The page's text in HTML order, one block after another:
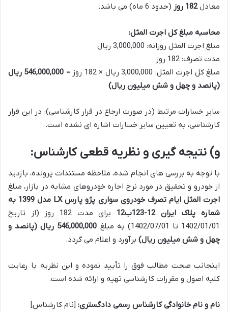
معادل182 روز (حدود 6 ماه) می باشد.
محاسبه مبلغ کل اجرت المثل:
مبلغ اجرت المثل روزانه: 3,000,000 ریال
مدت تصرف: 182 روز
مبلغ کل اجرت المثل: 3,000,000 ریال × 182 روز =
546,000,000 ریال
(پانصد و چهل و شش میلیون ریال)
سایر خسارات مرتبط (در صورت ارجاع در قرار کارشناسی): در این قرار
کارشناسی، به تعیین سایر خسارات اشاره ای نشده است.
و) نتیجه گیری و نظریه قطعی کارشناس:
با توجه به بررسی های انجام شده، ملاحظه مستندات پرونده، بازدید
از خودرو و تحقیق در مورد نرخ اجاره خودروهای مشابه در بازار، مبلغ
اجرت المثل ایام تصرف خودروی سواری پژو پارس LX مدل 1399 به
شماره پلاک ایران 12-123ب12
برای مدت 182 روز (از تاریخ
1402/01/01 تا 1402/07/01) به مبلغ
546,000,000 ریال (پانصد و
چهل و شش میلیون ریال) برآورد و اعلام می گردد.
اینجانب صحت مطالب فوق را تأیید نموده و این نظریه با رعایت
کلیه اصول و مقررات کارشناسی تهیه و ارائه شده است.
نام و نام خانوادگی کارشناس رسمی دادگستری: [نام کارشناس]